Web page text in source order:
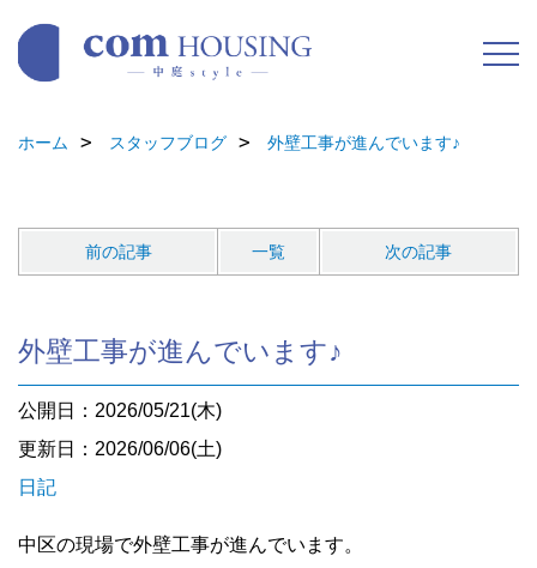
ホーム スタッフブログ 外壁工事が進んでいます♪
前の記事 一覧 次の記事
外壁工事が進んでいます♪
公開日：2026/05/21(木)
更新日：2026/06/06(土)
日記
中区の現場で外壁工事が進んでいます。